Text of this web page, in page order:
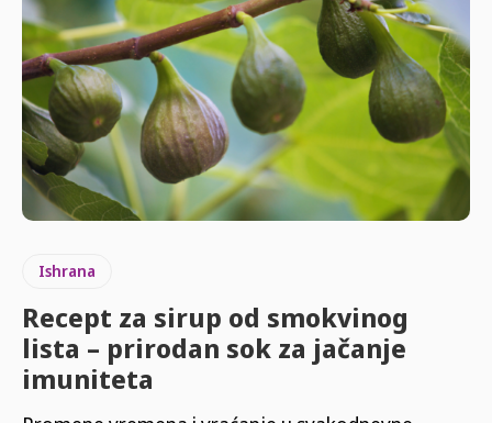
Ishrana
Recept za sirup od smokvinog
lista – prirodan sok za jačanje
imuniteta